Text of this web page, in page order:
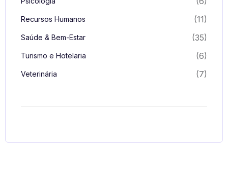
Recursos Humanos (11)
Saúde & Bem-Estar (35)
Turismo e Hotelaria (6)
Veterinária (7)